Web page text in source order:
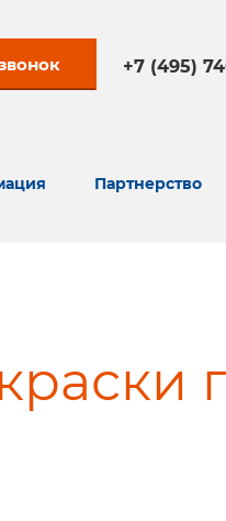
+7 (495)
Партнерство